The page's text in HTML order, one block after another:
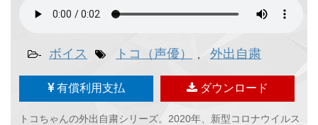
- ボイス トコ（声優） 外出自粛
有償利用支払 ダウンロード
トコちゃんの外出自粛シリーズ。2020年、新型コロナウイルス